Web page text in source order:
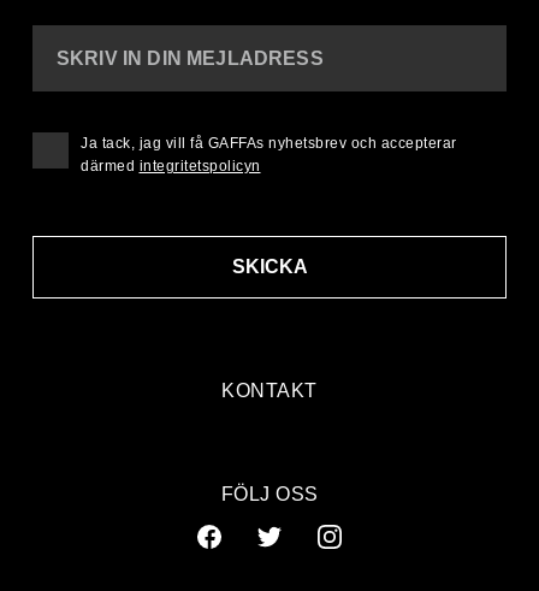
KONTAKT
SKRIV IN DIN MEJLADRESS
SKICKA
Ja tack, jag vill få GAFFAs nyhetsbrev och accepterar
därmed integritetspolicyn
FÖLJ OSS